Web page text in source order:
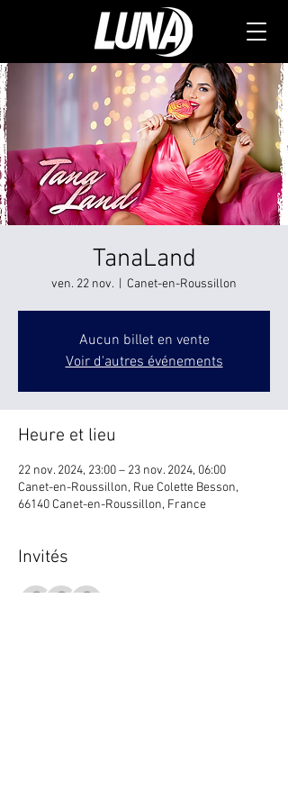
TanaLand
ven. 22 nov. Canet-en-Roussillon
Aucun billet en vente
Voir d'autres événements
Heure et lieu
22 nov. 2024, 23:00 – 23 nov. 2024, 06:00
Canet-en-Roussillon, Rue Colette Besson,
66140 Canet-en-Roussillon, France
Invités